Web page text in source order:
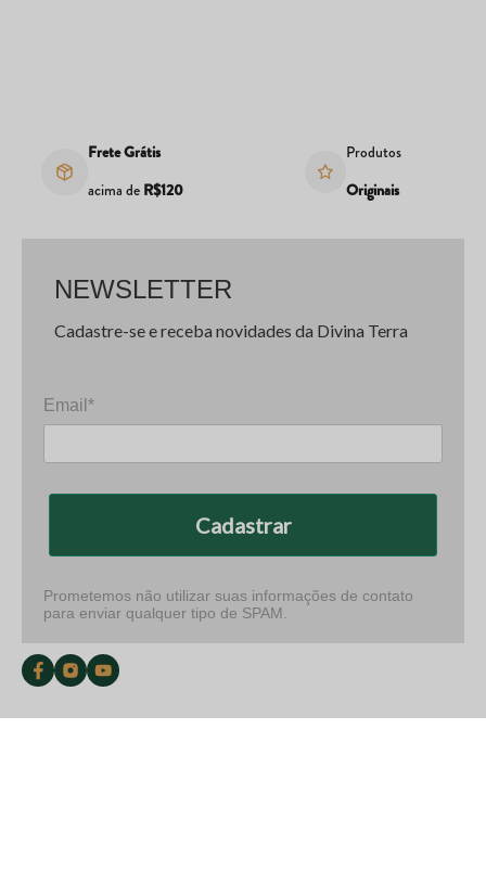
Frete Grátis
acima de R$120
Produtos
Originais
NEWSLETTER
Cadastre-se e receba novidades da Divina Terra
Email*
Cadastrar
Prometemos não utilizar suas informações de contato
para enviar qualquer tipo de SPAM.